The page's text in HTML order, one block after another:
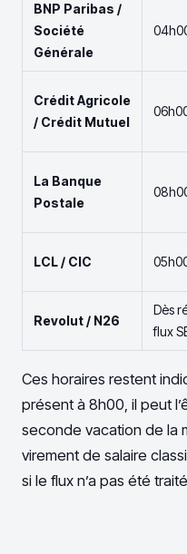
BNP Paribas /
Société
Générale
Crédit Agricole
/ Crédit Mutuel
La Banque
Postale
LCL / CIC
Revolut / N26
Dès
flux
Ces horaires restent
présent à 8h00, il peut
seconde vacation de la
virement de salaire
si le flux n’a pas été